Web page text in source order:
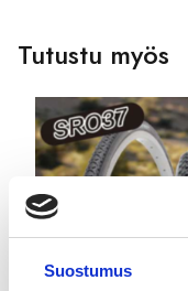
Suostumus
Tutustu myös